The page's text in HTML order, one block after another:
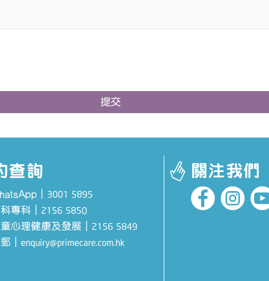
提交
查詢
｜ 3001 5895
專科 2156 5850
心理健康及發展
2156 5849
｜enquiry@primecare.com.hk
關注我們